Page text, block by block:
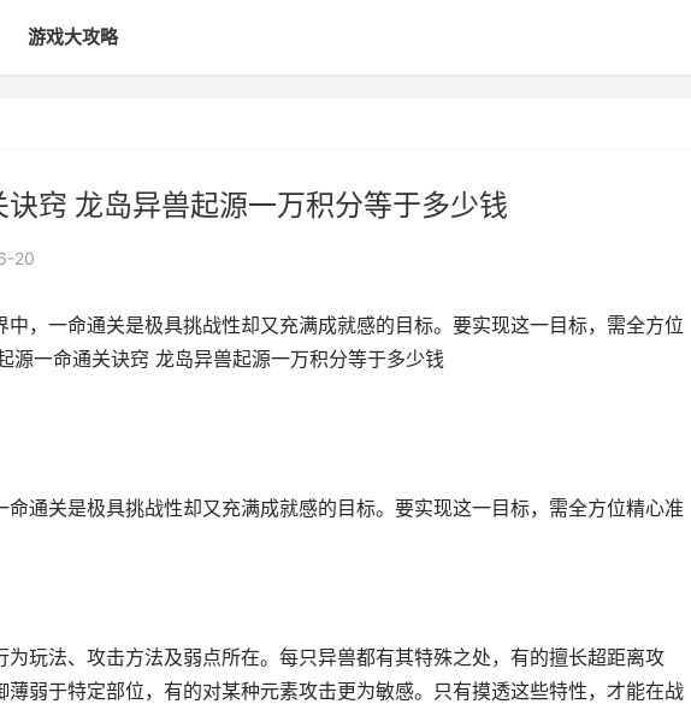
游戏大攻略
窍 龙岛异兽起源一万积分等于多少钱
20
，一命通关是极具挑战性却又充满成就感的目标。要实现这一目标，需全方位
源一命通关诀窍 龙岛异兽起源一万积分等于多少钱
通关是极具挑战性却又充满成就感的目标。要实现这一目标，需全方位精心准
玩法、攻击方法及弱点所在。每只异兽都有其特殊之处，有的擅长超距离攻
弱于特定部位，有的对某种元素攻击更为敏感。只有摸透这些特性，才能在战